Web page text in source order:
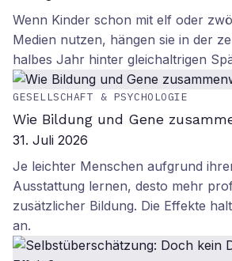
Wenn Kinder schon mit elf oder
Medien nutzen, hängen sie in der
halbes Jahr hinter gleichaltrigen
GESELLSCHAFT & PSYCHOLOGIE
Wie Bildung und Gene
31. Juli 2026
Je leichter Menschen aufgrund
Ausstattung lernen, desto mehr
zusätzlicher Bildung. Die Effekte
an.